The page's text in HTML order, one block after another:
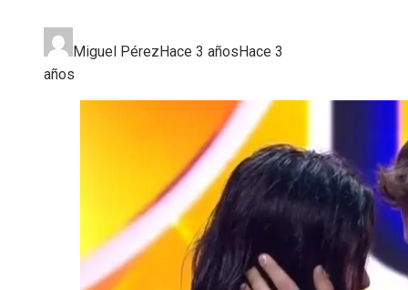
Miguel Pérez Hace 3 años Hace 3
años